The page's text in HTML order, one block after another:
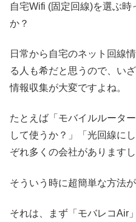
自宅Wifi (固定回線)を選ぶ
か？
日常から自宅のネット回線
る人も希だと思うので、い
情報収集が大変ですよね。
たとえば「モバイルルータ
して使うか？」「光回線に
ぞれ多くの会社がありますし
そういう時に超簡単な方法が
それは、まず「モバレコAir